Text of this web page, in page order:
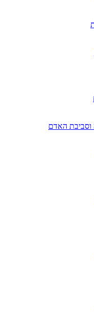
וסביבת האדם